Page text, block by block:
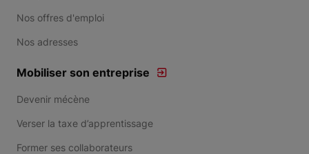
Nos offres d'emploi
Nos adresses
Mobiliser son entreprise
Devenir mécène
Verser la taxe d’apprentissage
Former ses collaborateurs